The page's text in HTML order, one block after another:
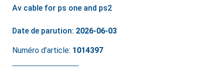
Av cable for ps one and ps2
Date de parution: 2026-06-03
Numéro d’article: 1014397